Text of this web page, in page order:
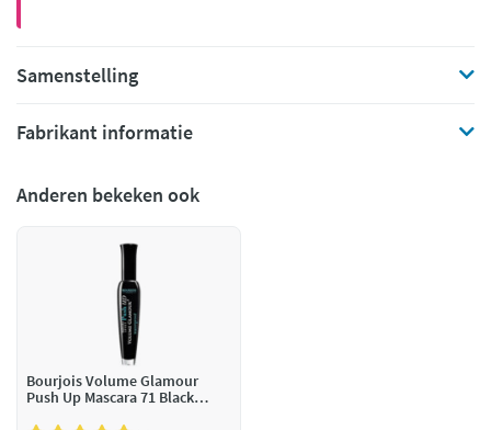
Samenstelling
Fabrikant informatie
Anderen bekeken ook
Bourjois Volume Glamour
Push Up Mascara 71 Black